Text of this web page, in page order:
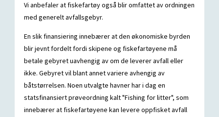
Vi anbefaler at fiskefartøy også blir omfattet av ordningen
med generelt avfallsgebyr.
En slik finansiering innebærer at den økonomiske byrden
blir jevnt fordelt fordi skipene og fiskefartøyene må
betale gebyret uavhengig av om de leverer avfall eller
ikke. Gebyret vil blant annet variere avhengig av
båtstørrelsen. Noen utvalgte havner har i dag en
statsfinansiert prøveordning kalt "Fishing for litter", som
innebærer at fiskefartøyene kan levere oppfisket avfall